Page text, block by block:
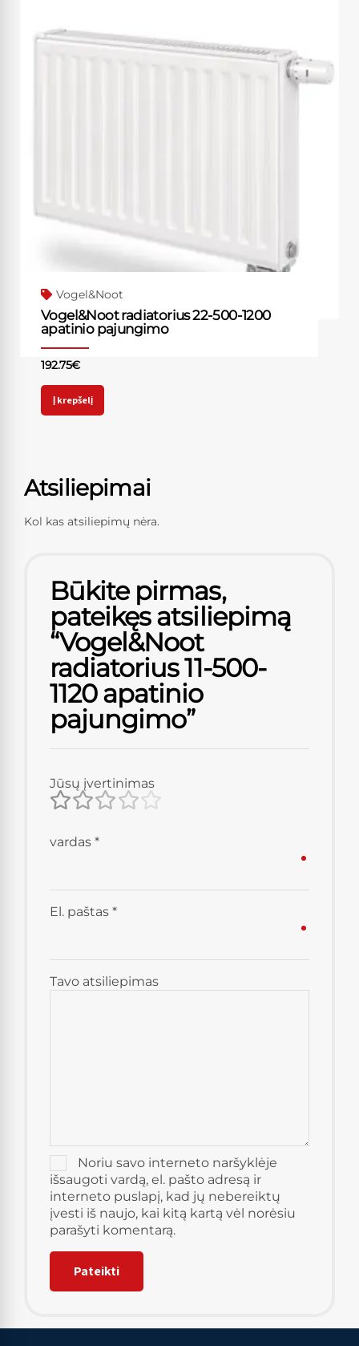
Vogel&Noot
Vogel&Noot radiatorius 22-500-1200
apatinio pajungimo
192.75€
Į krepšelį
Atsiliepimai
Kol kas atsiliepimų nėra.
Būkite pirmas,
pateikęs atsiliepimą
“Vogel&Noot
radiatorius 11-500-
1120 apatinio
pajungimo”
Jūsų įvertinimas
Tavo atsiliepimas
vardas *
El. paštas *
Noriu savo interneto naršyklėje
išsaugoti vardą, el. pašto adresą ir
interneto puslapį, kad jų nebereiktų
įvesti iš naujo, kai kitą kartą vėl norėsiu
parašyti komentarą.